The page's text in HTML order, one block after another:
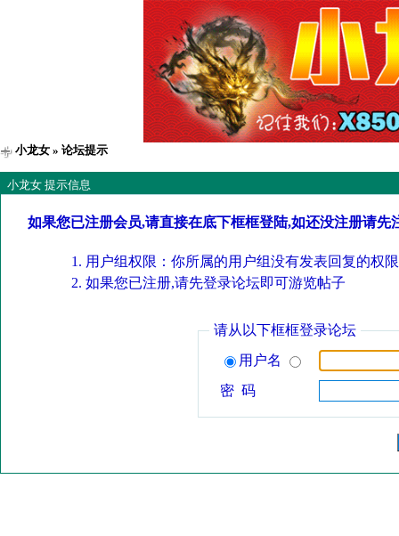
小龙女 » 论坛提示
小龙女 提示信息
如果您已注册会员,请直接在底下框框登陆,如还没注册请先
用户组权限：你所属的用户组没有发表回复的权
如果您已注册,请先登录论坛即可游览帖子
请从以下框框登录论坛
用户名
密 码